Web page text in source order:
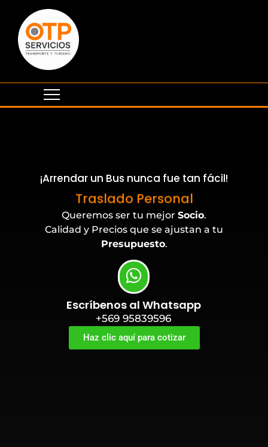
¡Arrendar un Bus nunca fue tan fácil!
Traslado Personal
Queremos ser tu mejor Socio.
Calidad y Precios que se ajustan a tu
Presupuesto.
Escríbenos al Whatsapp
+569 95839596
Haz clic aquí para cotizar